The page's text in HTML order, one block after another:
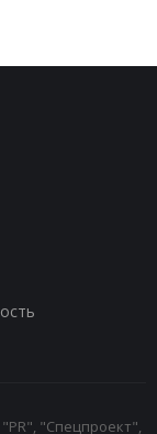
"Спецпроект",